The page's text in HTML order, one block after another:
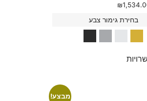
₪
בחירת גימור צבע
מבצע!